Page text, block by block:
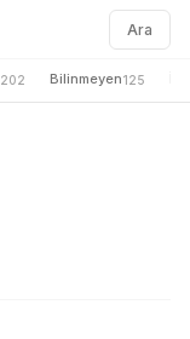
Ara
202 Bilinmeyen125